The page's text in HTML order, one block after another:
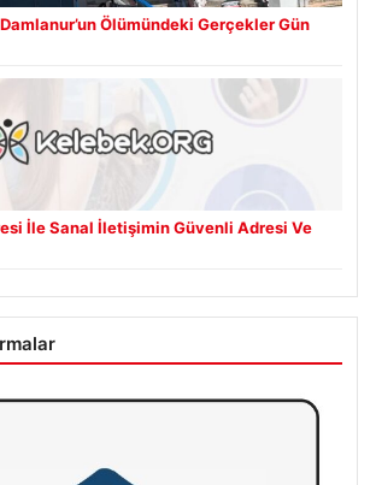
Ölümündeki Gerçekler Gün
İle Sanal İletişimin Güvenli Adresi Ve